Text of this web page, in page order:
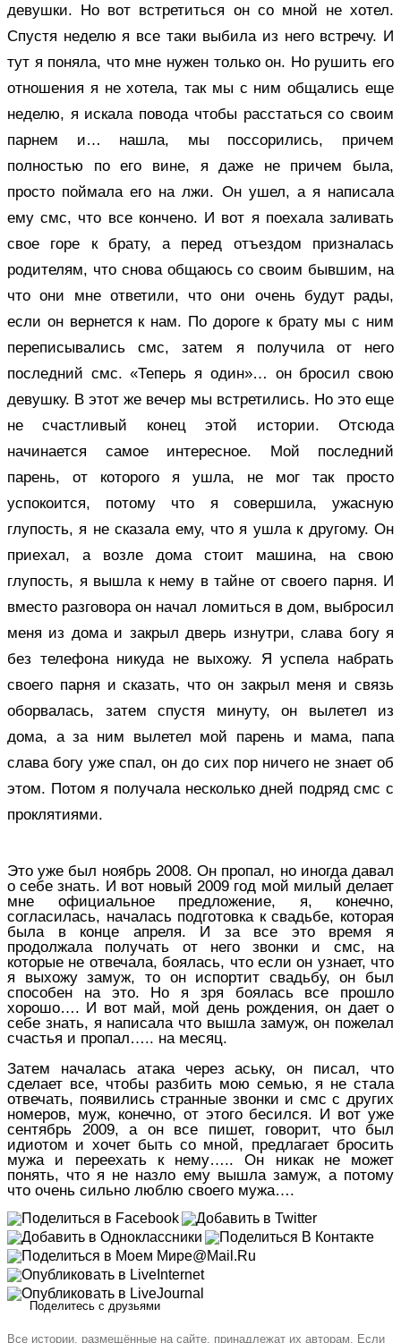
девушки. Но вот встретиться он со мной не хотел.
Спустя неделю я все таки выбила из него встречу. И
тут я поняла, что мне нужен только он. Но рушить его
отношения я не хотела, так мы с ним общались еще
неделю, я искала повода чтобы расстаться со своим
парнем и… нашла, мы поссорились, причем
полностью по его вине, я даже не причем была,
просто поймала его на лжи. Он ушел, а я написала
ему смс, что все кончено. И вот я поехала заливать
свое горе к брату, а перед отъездом призналась
родителям, что снова общаюсь со своим бывшим, на
что они мне ответили, что они очень будут рады,
если он вернется к нам. По дороге к брату мы с ним
переписывались смс, затем я получила от него
последний смс. «Теперь я один»… он бросил свою
девушку. В этот же вечер мы встретились. Но это еще
не счастливый конец этой истории. Отсюда
начинается самое интересное. Мой последний
парень, от которого я ушла, не мог так просто
успокоится, потому что я совершила, ужасную
глупость, я не сказала ему, что я ушла к другому. Он
приехал, а возле дома стоит машина, на свою
глупость, я вышла к нему в тайне от своего парня. И
вместо разговора он начал ломиться в дом, выбросил
меня из дома и закрыл дверь изнутри, слава богу я
без телефона никуда не выхожу. Я успела набрать
своего парня и сказать, что он закрыл меня и связь
оборвалась, затем спустя минуту, он вылетел из
дома, а за ним вылетел мой парень и мама, папа
слава богу уже спал, он до сих пор ничего не знает об
этом. Потом я получала несколько дней подряд смс с
проклятиями.
Это уже был ноябрь 2008. Он пропал, но иногда давал
о себе знать. И вот новый 2009 год мой милый делает
мне официальное предложение, я, конечно,
согласилась, началась подготовка к свадьбе, которая
была в конце апреля. И за все это время я
продолжала получать от него звонки и смс, на
которые не отвечала, боялась, что если он узнает, что
я выхожу замуж, то он испортит свадьбу, он был
способен на это. Но я зря боялась все прошло
хорошо…. И вот май, мой день рождения, он дает о
себе знать, я написала что вышла замуж, он пожелал
счастья и пропал….. на месяц.
Затем началась атака через аську, он писал, что
сделает все, чтобы разбить мою семью, я не стала
отвечать, появились странные звонки и смс с других
номеров, муж, конечно, от этого бесился. И вот уже
сентябрь 2009, а он все пишет, говорит, что был
идиотом и хочет быть со мной, предлагает бросить
мужа и переехать к нему….. Он никак не может
понять, что я не назло ему вышла замуж, а потому
что очень сильно люблю своего мужа….
Поделитесь с друзьями
Все истории, размещённые на сайте, принадлежат их авторам. Если